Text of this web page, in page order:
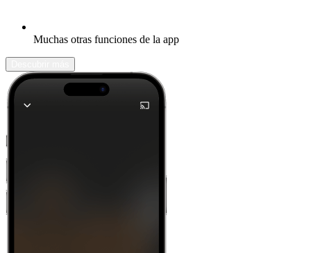
Muchas otras funciones de la app